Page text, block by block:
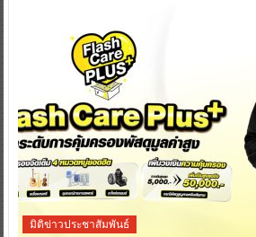
มิติข่าวประชาสัมพันธ์